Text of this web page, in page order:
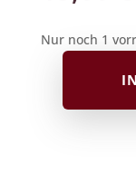
Nur noch 1
(hoch)